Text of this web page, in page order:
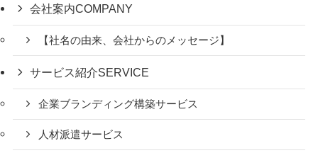
会社案内COMPANY
【社名の由来、会社からのメッセージ】
サービス紹介SERVICE
企業ブランディング構築サービス
人材派遣サービス